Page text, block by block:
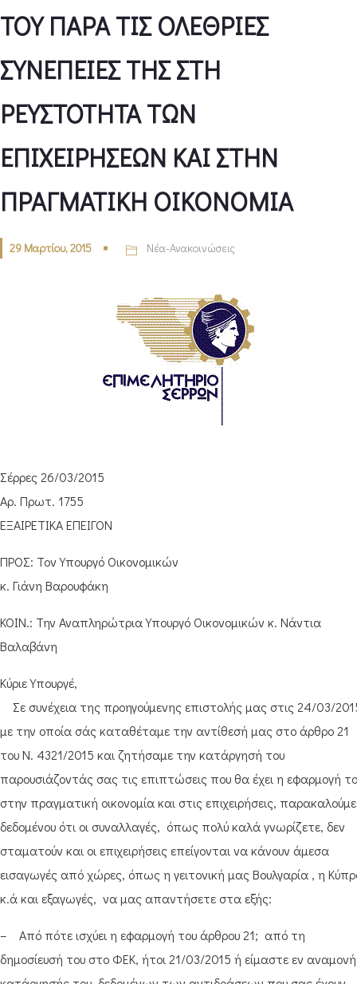
ΤΟΥ ΠΑΡΑ ΤΙΣ ΟΛΕΘΡΙΕΣ
ΣΥΝΕΠΕΙΕΣ ΤΗΣ ΣΤΗ
ΡΕΥΣΤΟΤΗΤΑ ΤΩΝ
ΕΠΙΧΕΙΡΗΣΕΩΝ ΚΑΙ ΣΤΗΝ
ΠΡΑΓΜΑΤΙΚΗ ΟΙΚΟΝΟΜΙΑ
29 Μαρτίου, 2015 Νέα-Ανακοινώσεις
Σέρρες 26/03/2015
Αρ. Πρωτ. 1755
ΕΞΑΙΡΕΤΙΚΑ ΕΠΕΙΓΟΝ
ΠΡΟΣ: Τον Υπουργό Οικονομικών
κ. Γιάνη Βαρουφάκη
ΚΟΙΝ.: Την Αναπληρώτρια Υπουργό Οικονομικών κ. Νάντια
Βαλαβάνη
Κύριε Υπουργέ,
Σε συνέχεια της προηγούμενης επιστολής μας στις 24/03/
με την οποία σάς καταθέταμε την αντίθεσή μας στο άρθρο 21
του Ν. 4321/2015 και ζητήσαμε την κατάργησή του
παρουσιάζοντάς σας τις επιπτώσεις που θα έχει η εφαρμογή
στην πραγματική οικονομία και στις επιχειρήσεις,
δεδομένου ότι οι συναλλαγές, όπως πολύ καλά γνωρίζετε, δεν
σταματούν και οι επιχειρήσεις επείγονται να κάνουν άμεσα
εισαγωγές από χώρες, όπως η γειτονική μας Βουλγαρία , η
κ.ά και εξαγωγές, να μας απαντήσετε στα εξής:
– Από πότε ισχύει η εφαρμογή του άρθρου 21; από τη
δημοσίευσή του στο ΦΕΚ, ήτοι 21/03/2015 ή είμαστε εν αναμονή